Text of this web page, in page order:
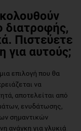
διατροφής,
Πιστεύετε
για αυτούς;
επιλογή που θα
να
αποτελείται από
ενυδάτωσης,
σημαντικών
ανάγκη για γλυκιά